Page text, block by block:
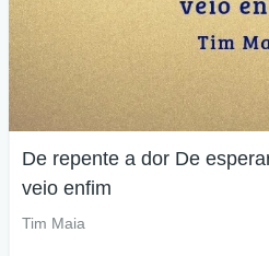
De repente a dor De
veio enfim
Tim Maia